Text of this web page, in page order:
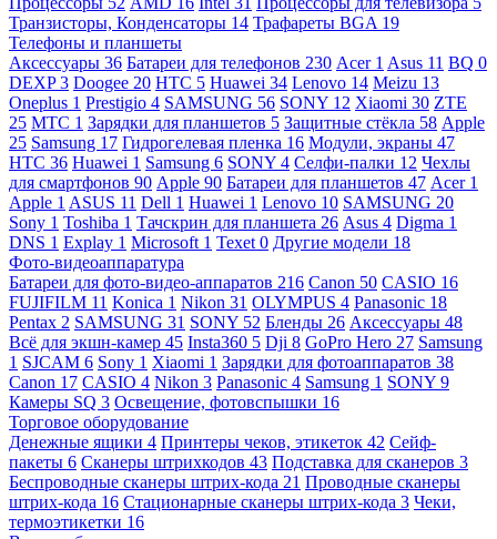
Транзисторы, Конденсаторы 14 Трафареты BGA 19
Телефоны и планшеты
Аксессуары 36 Батареи для телефонов 230 Acer 1 Asus 11 BQ 0
DEXP3 Doogee 20 HTC 5 Huawei 34 Lenovo 14 Meizu 13
Oneplus 1 Prestigio 4 SAMSUNG 56 SONY 12 Xiaomi 30 ZTE
25 МТС 1 Зарядки для планшетов 5 Защитные стёкла 58 Apple
25 Samsung 17 Гидрогелевая пленка 16 Модули, экраны 47
HTC 36 Huawei 1 Samsung 6 SONY 4 Селфи-палки 12 Чехлы
для смартфонов 90 Apple 90 Батареи для планшетов 47 Acer 1
Apple 1 ASUS 11 Dell 1 Huawei 1 Lenovo 10 SAMSUNG 20
Sony 1 Toshiba 1 Тачскрин для планшета 26 Asus 4 Digma 1
DNS 1 Explay 1 Microsoft 1 Texet 0 Другие модели 18
Фото-видеоаппаратура
Батареи для фото-видео-аппаратов 216 Canon 50 CASIO 16
FUJIFILM 11 Konica 1 Nikon 31 OLYMPUS 4 Panasonic 18
Pentax 2 SAMSUNG 31 SONY 52 Бленды 26 Аксессуары 48
Всё для экшн-камер 45 Insta360 5 Dji 8 GoPro Hero 27 Samsung
1 SJCAM 6 Sony 1 Xiaomi 1 Зарядки для фотоаппаратов 38
Canon 17 CASIO 4 Nikon 3 Panasonic 4 Samsung 1 SONY 9
Камеры SQ 3 Освещение, фотовспышки 16
Торговое оборудование
Денежные ящики 4 Принтеры чеков, этикеток 42 Сейф-
пакеты 6 Сканеры штрихкодов 43 Подставка для сканеров 3
Беспроводные сканеры штрих-кода 21 Проводные сканеры
штрих-кода 16 Стационарные сканеры штрих-кода 3 Чеки,
термоэтикетки 16